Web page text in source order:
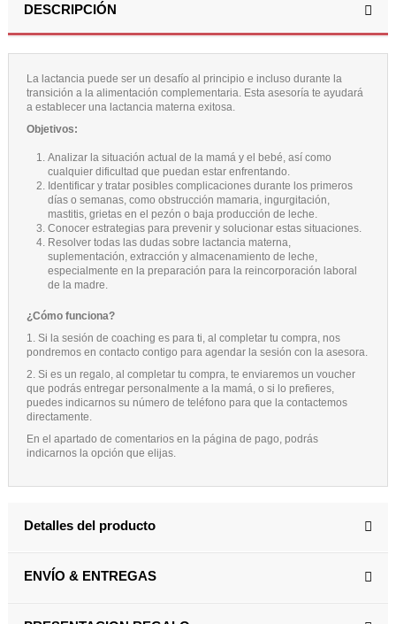
DESCRIPCIÓN
La lactancia puede ser un desafío al principio e incluso durante la
transición a la alimentación complementaria. Esta asesoría te ayudará
a establecer una lactancia materna exitosa.
Objetivos:
Analizar la situación actual de la mamá y el bebé, así como
cualquier dificultad que puedan estar enfrentando.
Identificar y tratar posibles complicaciones durante los primeros
días o semanas, como obstrucción mamaria, ingurgitación,
mastitis, grietas en el pezón o baja producción de leche.
Conocer estrategias para prevenir y solucionar estas situaciones.
Resolver todas las dudas sobre lactancia materna,
suplementación, extracción y almacenamiento de leche,
especialmente en la preparación para la reincorporación laboral
de la madre.
¿Cómo funciona?
1. Si la sesión de coaching es para ti, al completar tu compra, nos
pondremos en contacto contigo para agendar la sesión con la asesora.
2. Si es un regalo, al completar tu compra, te enviaremos un voucher
que podrás entregar personalmente a la mamá, o si lo prefieres,
puedes indicarnos su número de teléfono para que la contactemos
directamente.
En el apartado de comentarios en la página de pago, podrás
indicarnos la opción que elijas.
Detalles del producto
ENVÍO & ENTREGAS